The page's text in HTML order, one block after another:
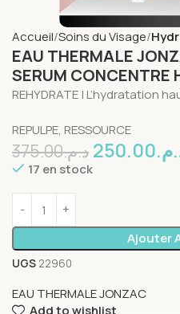
Accueil Soins du Visage
EAU THERMALE
SERUM CONCENTRE
REHYDRATE | L’hydratation
REPULPE, RESSOURCE
د.م.375.00 250.00
17 en stock
Ajouter
UGS 22960
EAU THERMALE JONZAC